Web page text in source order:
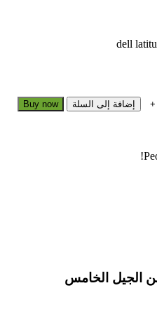
dell
إضافة إلى السلة Buy now